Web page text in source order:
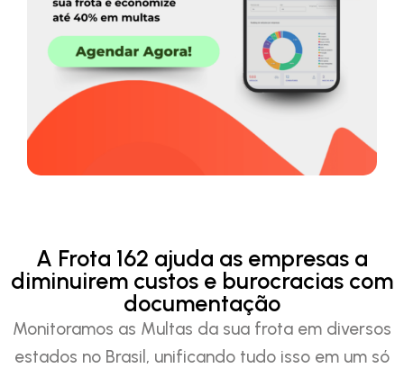
A Frota 162 ajuda as empresas a
diminuirem custos e burocracias com
documentação
Monitoramos as Multas da sua frota em diversos
estados no Brasil, unificando tudo isso em um só